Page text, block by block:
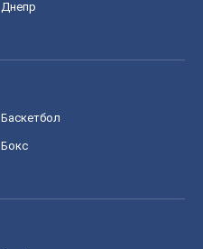
Днепр
Баскетбол
Бокс